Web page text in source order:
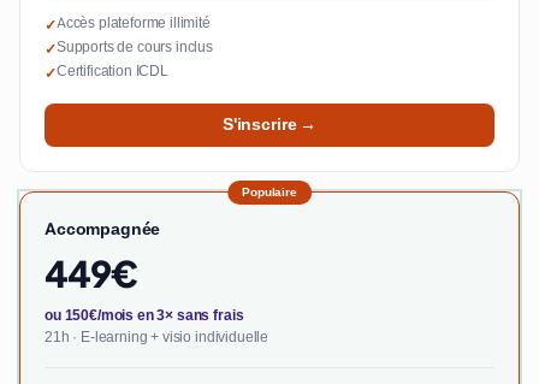
✓Accès plateforme illimité
✓Supports de cours inclus
✓Certification ICDL
S'inscrire →
Populaire
Accompagnée
449€
ou 150€/mois en 3× sans frais
21h · E-learning + visio individuelle